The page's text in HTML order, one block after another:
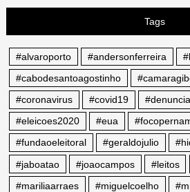
Tags
#alvaroporto #andersonferreira
#cabodesantoagostinho
#coronavirus
#covid19 #denuncia
#eleicoes2020
#eua
#fundaoeleitoral
#geraldojulio
#jaboatao
#joaocampos #leitos
#mariliaarraes
#miguelcoelho